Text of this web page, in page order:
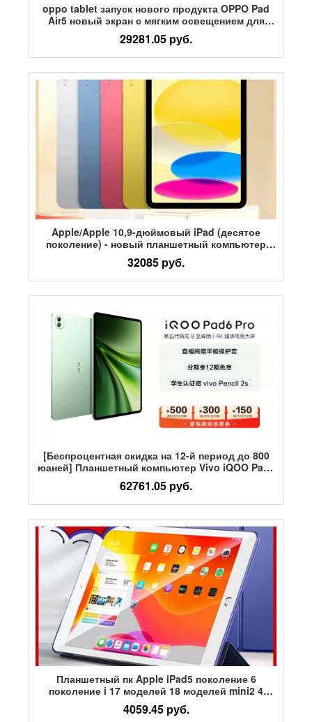
oppo tablet запуск нового продукта OPPO Pad
Air5 новый экран с мягким освещением для
стенографии в студенческом классе
oppopadair5 учебный планшет официальный
аутентичный oppo tablet air5
29281.05 руб.
Apple/Apple 10,9-дюймовый iPad (десятое
поколение) - новый планшетный компьютер
2022 года для обучения рисованию
32085 руб.
[Беспроцентная скидка на 12-й период до 800
юаней] Планшетный компьютер Vivo iQOO Pad6
Pro нового пятого поколения Snapdragon 8
Extreme Edition student good things
официальный 13,2-дюймовый
62761.05 руб.
Планшетный пк Apple iPad5 поколение 6
поколение i 17 моделей 18 моделей mini2 4
поколение обучение в режиме реального
времени
4059.45 руб.